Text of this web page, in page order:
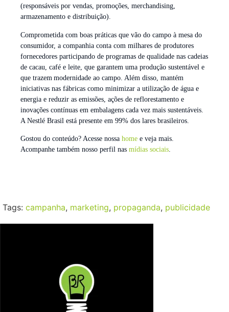
(responsáveis por vendas, promoções, merchandising,
armazenamento e distribuição).
Comprometida com boas práticas que vão do campo à mesa do
consumidor, a companhia conta com milhares de produtores
fornecedores participando de programas de qualidade nas cadeias
de cacau, café e leite, que garantem uma produção sustentável e
que trazem modernidade ao campo. Além disso, mantém
iniciativas nas fábricas como minimizar a utilização de água e
energia e reduzir as emissões, ações de reflorestamento e
inovações contínuas em embalagens cada vez mais sustentáveis.
A Nestlé Brasil está presente em 99% dos lares brasileiros.
Gostou do conteúdo? Acesse nossa home e veja mais.
Acompanhe também nosso perfil nas mídias sociais.
Tags: campanha, marketing, propaganda, publicidade